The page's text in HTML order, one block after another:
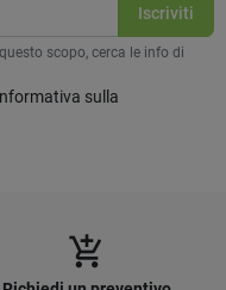
scopo, cerca le info di
sulla
add_shopping_cart